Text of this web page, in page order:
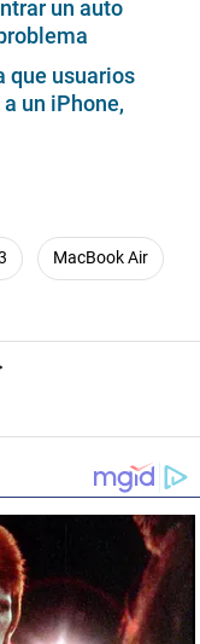
un auto
que usuarios
un iPhone,
MacBook Air